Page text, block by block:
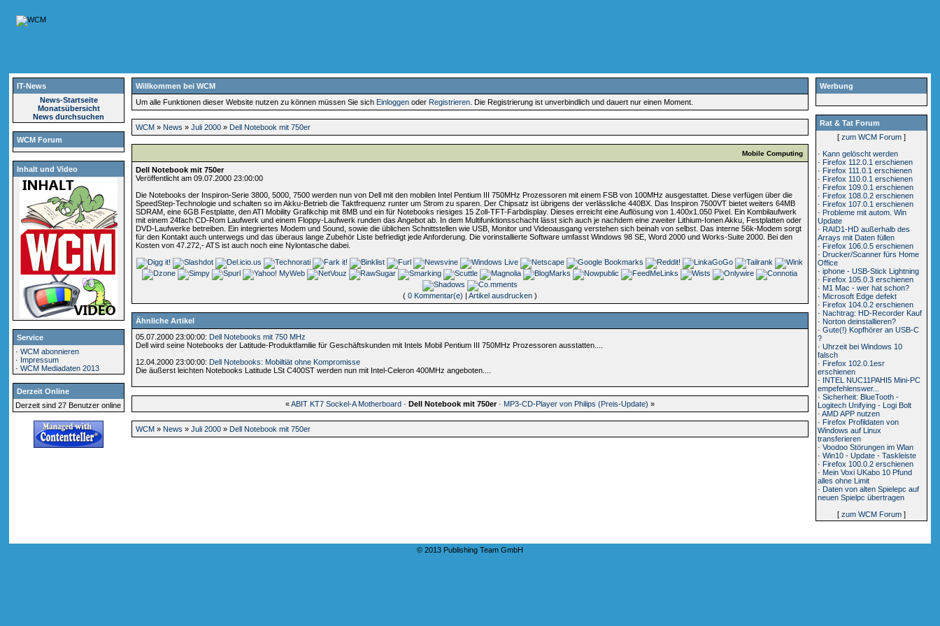
IT-News
News-Startseite
Monatsübersicht
News durchsuchen
WCM Forum
Inhalt und Video
Service
·WCM abonnieren
· Impressum
·WCM Mediadaten 2013
Derzeit Online
Derzeit sind 27 Benutzer online
Werbung
Rat & Tat Forum
[ zum WCM Forum]
· Kann gelöscht werden
· Firefox 112.0.1 erschienen
· Firefox 111.0.1 erschienen
· Firefox 110.0.1 erschienen
· Firefox 109.0.1 erschienen
· Firefox 108.0.2 erschienen
· Firefox 107.0.1 erschienen
· Probleme mit autom. Win
Update
· RAID1-HD außerhalb des
Arrays mit Daten füllen
· Firefox 106.0.5 erschienen
· Drucker/Scanner fürs Home
Office
·iphone - USB-Stick Lightning
· Firefox 105.0.3 erschienen
· M1 Mac - wer hat schon?
· Microsoft Edge defekt
· Firefox 104.0.2 erschienen
· Nachtrag: HD-Recorder Kauf
· Norton deinstallieren?
·Gute(!) Kopfhörer an USB-C
?
·Uhrzeit bei Windows 10
falsch
· Firefox 102.0.1esr
erschienen
· INTEL NUC11PAHI5 Mini-PC
empefehlenswer...
·Sicherheit: BlueTooth -
Logitech Unifying - Logi Bolt
·AMD APP nutzen
· Firefox Profildaten von
Windows auf Linux
transferieren
·Voodoo Störungen im Wlan
·Win10 - Update - Taskleiste
· Firefox 100.0.2 erschienen
· Mein Voxi UKabo 10 Pfund
alles ohne Limit
· Daten von alten Spielepc auf
neuen Spielpc übertragen
[ zum WCM Forum]
Willkommen bei WCM
Um alle Funktionen dieser Website nutzen zu können müssen Sie sich Einloggen oder Registrieren . Die Registrierung ist unverbindlich und dauert nur einen Moment.
WCM » News »Juli 2000 » Dell Notebook mit 750er
Mobile Computing
Dell Notebook mit 750er
Veröffentlicht am 09.07.2000 23:00:00
Die Notebooks der Inspiron-Serie 3800, 5000, 7500 werden nun von Dell mit den mobilen Intel Pentium III 750MHz Prozessoren mit einem FSB von 100MHz ausgestattet. Diese verfügen über die
SpeedStep-Technologie und schalten so im Akku-Betrieb die Taktfrequenz runter um Strom zu sparen. Der Chipsatz ist übrigens der verlässliche 440BX. Das Inspiron 7500VT bietet weiters 64MB
SDRAM, eine 6GB Festplatte, den ATI Mobility Grafikchip mit 8MB und ein für Notebooks riesiges 15 Zoll-TFT-Farbdisplay. Dieses erreicht eine Auflösung von 1.400x1.050 Pixel. Ein Kombilaufwerk
mit einem 24fach CD-Rom Laufwerk und einem Floppy-Laufwerk runden das Angebot ab. In dem Multifunktionsschacht lässt sich auch je nachdem eine zweiter Lithium-Ionen Akku, Festplatten oder
DVD-Laufwerke betreiben. Ein integriertes Modem und Sound, sowie die üblichen Schnittstellen wie USB, Monitor und Videoausgang verstehen sich beinah von selbst. Das interne 56k-Modem sorgt
für den Kontakt auch unterwegs und das überaus lange Zubehör Liste befriedigt jede Anforderung. Die vorinstallierte Software umfasst Windows 98 SE, Word 2000 und Works-Suite 2000. Bei den
Kosten von 47.272,- ATS ist auch noch eine Nylontasche dabei.
( 0 Kommentar(e) Artikel ausdrucken)
Ähnliche Artikel
05.07.2000 23:00:00: Dell Notebooks mit 750 MHz
Dell wird seine Notebooks der Latitude-Produktfamilie für Geschäftskunden mit Intels Mobil Pentium III 750MHz Prozessoren ausstatten....
12.04.2000 23:00:00: Dell Notebooks: Mobiltiät ohne Kompromisse
Die äußerst leichten Notebooks Latitude LSt C400ST werden nun mit Intel-Celeron 400MHz angeboten....
«ABIT KT7 Sockel-A Motherboard · Dell Notebook mit 750er · MP3-CD-Player von Philips (Preis-Update) »
WCM » News »Juli 2000 » Dell Notebook mit 750er
© 2013 Publishing Team GmbH